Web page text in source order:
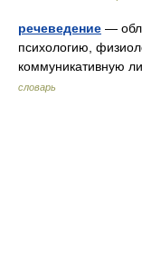
речеведение —
психологию,
коммуникативную
словарь